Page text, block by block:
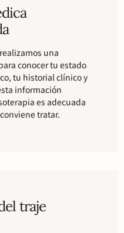
una
conocer tu estado
tu historial clínico y
información
es adecuada
tratar.
traje